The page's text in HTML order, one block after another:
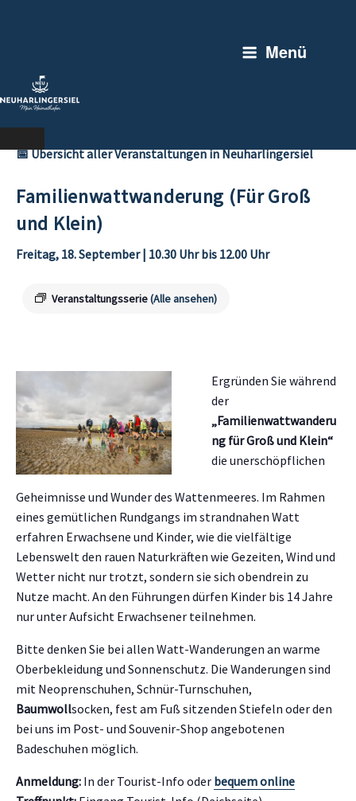
Menü
📅 Übersicht aller Veranstaltungen in Neuharlingersiel
Familienwattwanderung (Für Groß
und Klein)
Freitag, 18. September | 10.30 Uhrbis 12.00 Uhr
Veranstaltungsserie(Alle ansehen)
Ergründen Sie während
der
„Familienwattwanderu
ng für Groß und Klein“
die unerschöpflichen
Geheimnisse und Wunder des Wattenmeeres. Im Rahmen
eines gemütlichen Rundgangs im strandnahen Watt
erfahren Erwachsene und Kinder, wie die vielfältige
Lebenswelt den rauen Naturkräften wie Gezeiten, Wind und
Wetter nicht nur trotzt, sondern sie sich obendrein zu
Nutze macht. An den Führungen dürfen Kinder bis 14 Jahre
nur unter Aufsicht Erwachsener teilnehmen.
Bitte denken Sie bei allen Watt-Wanderungen an warme
Oberbekleidung und Sonnenschutz. Die Wanderungen sind
mit Neoprenschuhen, Schnür-Turnschuhen,
Baumwollsocken, fest am Fuß sitzenden Stiefeln oder den
bei uns im Post- und Souvenir-Shop angebotenen
Badeschuhen möglich.
Anmeldung: In der Tourist-Info oder bequem online